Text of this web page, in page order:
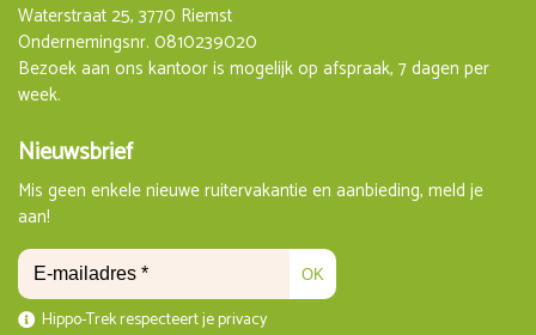
Waterstraat 25, 3770 Riemst
Ondernemingsnr. 0810239020
Bezoek aan ons kantoor is mogelijk op afspraak, 7 dagen per
week.
Nieuwsbrief
Mis geen enkele nieuwe ruitervakantie en aanbieding, meld je
aan!
OK
Hippo-Trek respecteert je privacy